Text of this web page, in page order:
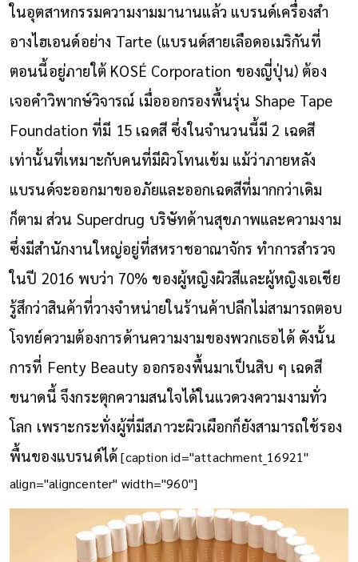
ในอุตสาหกรรมความงามมานานแล้ว แบรนด์เครื่องสำ
อางไฮเอนด์อย่าง Tarte (แบรนด์สายเลือดอเมริกันที่
ตอนนี้อยู่ภายใต้ KOSÉ Corporation ของญี่ปุ่น) ต้อง
เจอคำวิพากษ์วิจารณ์ เมื่อออกรองพื้นรุ่น Shape Tape
Foundation ที่มี 15 เฉดสี ซึ่งในจำนวนนี้มี 2 เฉดสี
เท่านั้นที่เหมาะกับคนที่มีผิวโทนเข้ม แม้ว่าภายหลัง
แบรนด์จะออกมาขออภัยและออกเฉดสีที่มากกว่าเดิม
ก็ตาม ส่วน Superdrug บริษัทด้านสุขภาพและความงาม
ซึ่งมีสำนักงานใหญ่อยู่ที่สหราชอาณาจักร ทำการสำรวจ
ในปี 2016 พบว่า 70% ของผู้หญิงผิวสีและผู้หญิงเอเชีย
รู้สึกว่าสินค้าที่วางจำหน่ายในร้านค้าปลีกไม่สามารถตอบ
โจทย์ความต้องการด้านความงามของพวกเธอได้ ดังนั้น
การที่ Fenty Beauty ออกรองพื้นมาเป็นสิบ ๆ เฉดสี
ขนาดนี้ จึงกระตุกความสนใจได้ในแวดวงความงามทั่ว
โลก เพราะกระทั่งผู้ที่มีสภาวะผิวเผือกก็ยังสามารถใช้รอง
พื้นของแบรนด์ได้[caption id="attachment_16921"
align="aligncenter" width="960"]